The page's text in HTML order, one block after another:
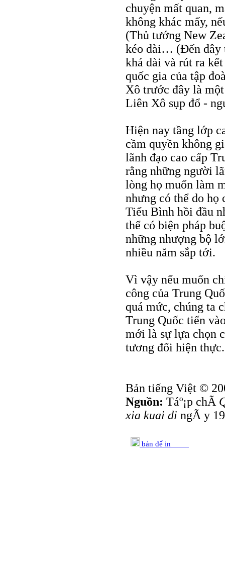
chuyện mất quan,
không khác mấy,
(Thủ tướng New
kéo dài… (Đến đây
khá dài và rút ra
quốc gia của tập
Xô trước đây là
Liên Xô sụp đổ -
Hiện nay tầng lớp
cầm quyền không
lãnh đạo cao cấp
rằng những người
lòng họ muốn làm
nhưng có thể do họ
Tiểu Bình hồi đầu
thể có biện pháp
những nhượng bộ
nhiều năm sắp tới.
Vì vậy nếu muốn
công của Trung
quá mức, chúng ta
Trung Quốc tiến
mới là sự lựa chọn
tương đối hiện thực.
Bản tiếng Việt ©
Nguồn: Táº¡p chÃ­
xia kuai di ngÃ y
bản để in